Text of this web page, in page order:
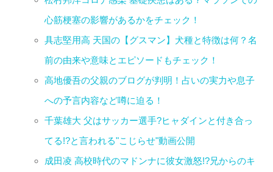
心筋梗塞の影響があるかをチェック！
具志堅用高 天国の【グスマン】犬種と特徴は何？名
前の由来や意味とエピソードもチェック！
高地優吾の父親のブログが判明！占いの実力や息子
への予言内容など噂に迫る！
千葉雄大 父はサッカー選手?ヒャダインと付き合っ
てる!?と言われる"こじらせ"動画公開
成田凌 高校時代のマドンナに彼女激怒!?兄からのキ